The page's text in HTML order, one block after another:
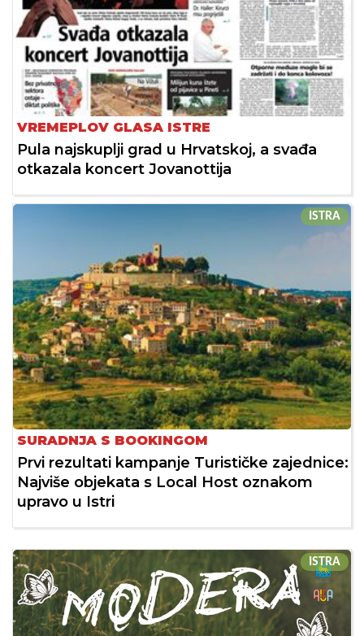
VREMEPLOV GLASA ISTRE
Pula najskuplji grad u Hrvatskoj, a svađa
otkazala koncert Jovanottija
ISTRA
SURADNJA S BOOKINGOM
Prvi rezultati kampanje Turističke zajednice:
Najviše objekata s Local Host oznakom
upravo u Istri
ISTRA